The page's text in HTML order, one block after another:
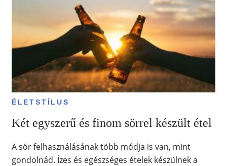
ÉLETSTÍLUS
Két egyszerű és finom sörrel készült étel
A sör felhasználásának több módja is van, mint
gondolnád. Ízes és egészséges ételek készülnek a